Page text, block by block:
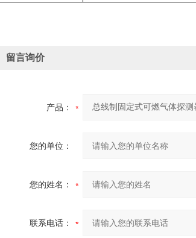
留言询价
产品：
您的单位：
您的姓名：
联系电话：